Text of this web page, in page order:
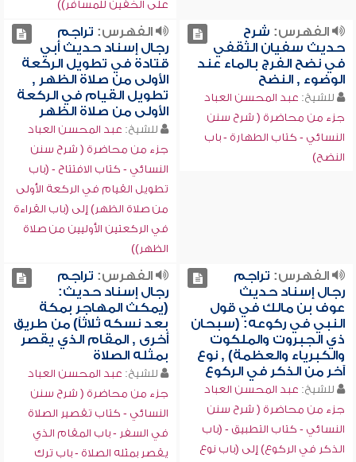
على الخفين للمسافر))
الفهرس: شرح
حديث سفيان الثقفي
في نضح الفرج بالماء عند
الوضوء , النضح
للشيخ: عبد المحسن العباد
جزء من محاضرة ( شرح سنن
النسائي - كتاب الطهارة - باب
النضح)
الفهرس: تراجم
رجال إسناد حديث أبي
قتادة في تطويل الركعة
الأولى من صلاة الظهر ,
تطويل القيام في الركعة
الأولى من صلاة الظهر
للشيخ: عبد المحسن العباد
جزء من محاضرة ( شرح سنن
النسائي - كتاب الافتتاح - (باب
تطويل القيام في الركعة الأولى
من صلاة الظهر) إلى (باب القراءة
في الركعتين الأوليين من صلاة
الظهر))
الفهرس: تراجم
رجال إسناد حديث
عوف بن مالك في قول
النبي في ركوعه: (سبحان
ذي الجبروت والملكوت
والكبرياء والعظمة) , نوع
آخر من الذكر في الركوع
للشيخ: عبد المحسن العباد
جزء من محاضرة ( شرح سنن
النسائي - كتاب التطبيق - (باب
الذكر في الركوع) إلى (باب نوع
الفهرس: تراجم
رجال إسناد حديث:
(يمكث المهاجر بمكة
بعد نسكه ثلاثاً) من طريق
أخرى , المقام الذي يقصر
بمثله الصلاة
للشيخ: عبد المحسن العباد
جزء من محاضرة ( شرح سنن
النسائي - كتاب تقصير الصلاة
في السفر - باب المقام الذي
يقصر بمثله الصلاة - باب ترك